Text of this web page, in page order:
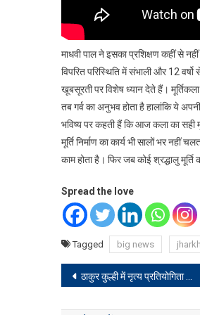
माधवी पाल ने इसका प्रशिक्षण कहीं से नहीं
विपरित परिस्थिति में संभाली और 12
खूबसूरती पर विशेष ध्यान देते हैं। मूर्तिकला
तब गर्व का अनुभव होता है हालांकि ये
भविष्य पर कहती हैं कि आज कला का सही
मूर्ति निर्माण का कार्य भी सालों भर नहीं
काम होता है। फिर जब कोई श्रद्धालु
Spread the love
Tagged big news
Post
navigation
ठाकुर कुल्ही में नृत्य प्रतियोगिता में बच्चों के साथ दर्शक भी झूमे